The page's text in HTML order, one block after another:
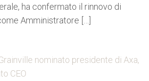
ha confermato il rinnovo di
Amministratore […]
nominato presidente di Axa,
CEO